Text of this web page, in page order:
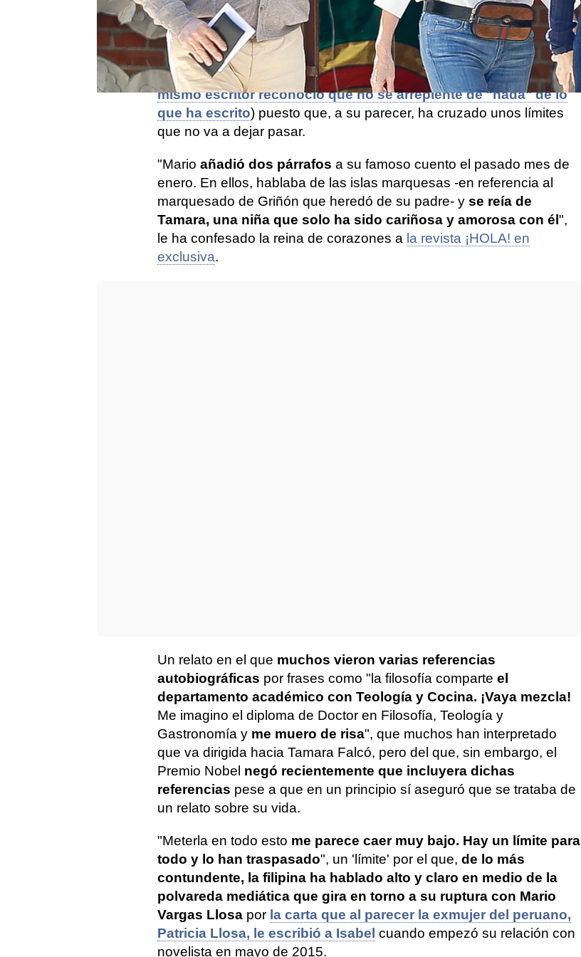
ninguno de ellos",Isabel Preysler
no está dispuesta a pasarlo por
alto y así lo ha demostrado;poniendo las cartas sobre la mesa y
diciendo bastatras hacerse eco de algunas de las partes del
libro de Mario Vargas Llosa, 'Los vientos', (del que, además,el
mismo escritor reconoció que no se arrepiente de "nada" de lo
que ha escrito) puesto que, a su parecer, ha cruzado unos límites
que no va a dejar pasar.
"Mario añadió dos párrafos a su famoso cuento el pasado mes de
enero. En ellos, hablaba de las islas marquesas -en referencia al
marquesado de Griñón que heredó de su padre- y se reía de
Tamara, una niña que solo ha sido cariñosa y amorosa con él ",
le ha confesado la reina de corazones a la revista ¡HOLA! en
exclusiva.
Un relato en el que muchos vieron varias referencias
autobiográficas por frases como "la filosofía comparte el
departamento académico con Teología y Cocina. ¡Vaya mezcla!
Me imagino el diploma de Doctor en Filosofía, Teología y
Gastronomía y me muero de risa", que muchos han interpretado
que va dirigida hacia Tamara Falcó, pero del que, sin embargo, el
Premio Nobel negó recientemente que incluyera dichas
referencias pese a que en un principio sí aseguró que se trataba de
un relato sobre su vida.
"Meterla en todo esto me parece caer muy bajo. Hay un límite para
todo y lo han traspasado", un 'límite' por el que, de lo más
contundente, la filipina ha hablado alto y claro en medio de la
polvareda mediática que gira en torno a su ruptura con Mario
Vargas Llosa por la carta que al parecer la exmujer del peruano,
Patricia Llosa, le escribió a Isabel cuando empezó su relación con
novelista en mayo de 2015.